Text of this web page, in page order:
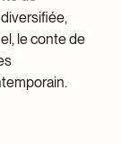
le conte de